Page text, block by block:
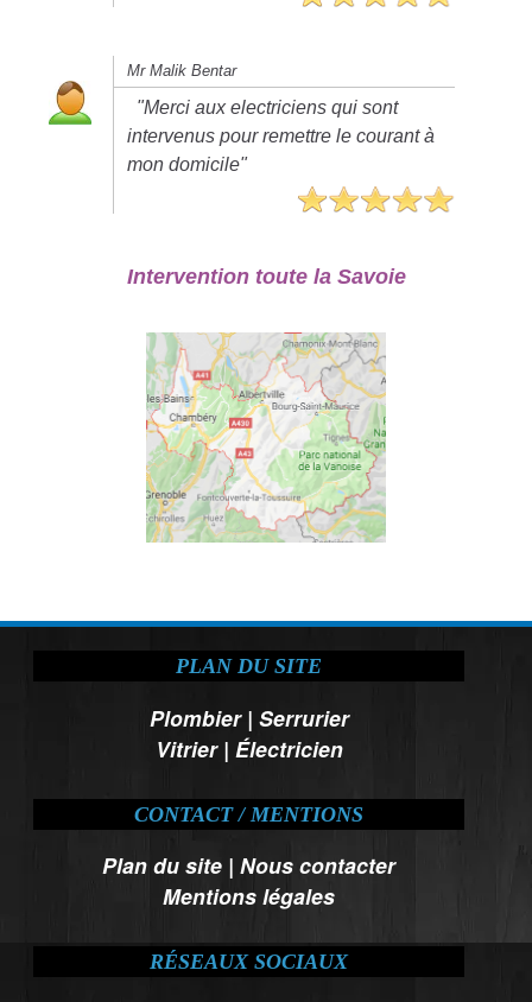
Mr Malik Bentar
"Merci aux electriciens qui sont
intervenus pour remettre le courant à
mon domicile"
Intervention toute la Savoie
PLAN DU SITE
Plombier| Serrurier
Vitrier| Électricien
CONTACT / MENTIONS
Plan du site |Nous contacter
Mentions légales
RÉSEAUX SOCIAUX